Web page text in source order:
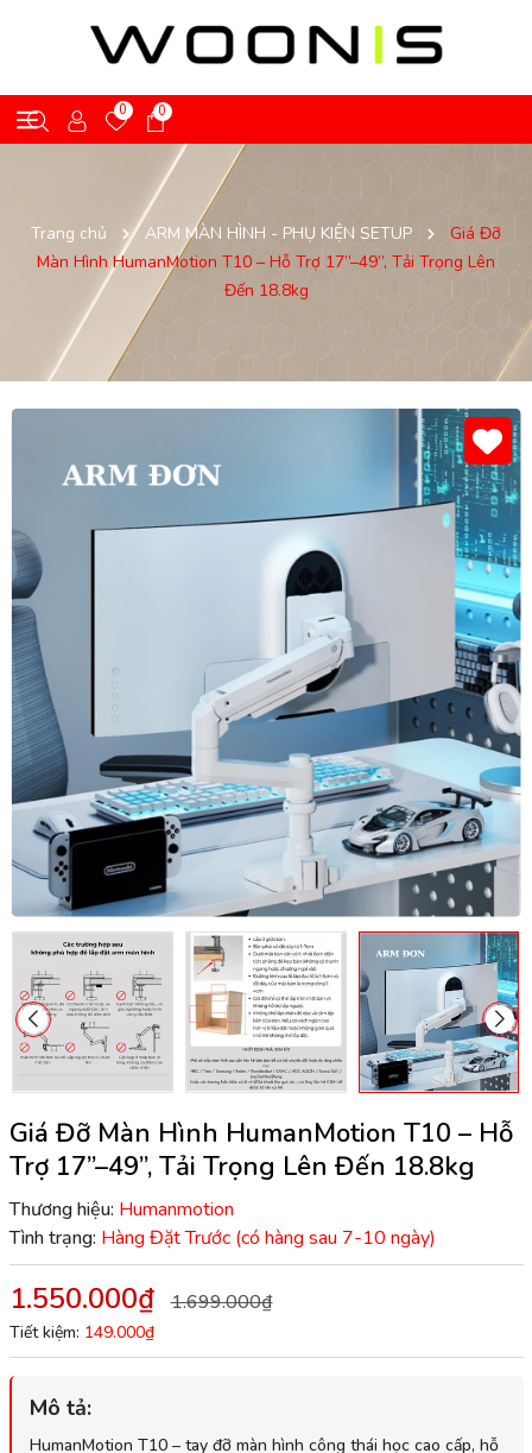
0 0
Trang chủ ARM MÀN HÌNH - PHỤ KIỆN SETUP
Giá Đỡ
Màn Hình HumanMotion T10 – Hỗ Trợ 17”–49”, Tải Trọng Lên
Đến 18.8kg
Giá Đỡ Màn Hình HumanMotion T10 – Hỗ
Trợ 17”–49”, Tải Trọng Lên Đến 18.8kg
Thương hiệu: Humanmotion
Tình trạng: Hàng Đặt Trước (có hàng sau 7-10 ngày)
1.550.000₫ 1.699.000₫
Tiết kiệm: 149.000₫
Mô tả:
HumanMotion T10 – tay đỡ màn hình công thái học cao cấp, hỗ